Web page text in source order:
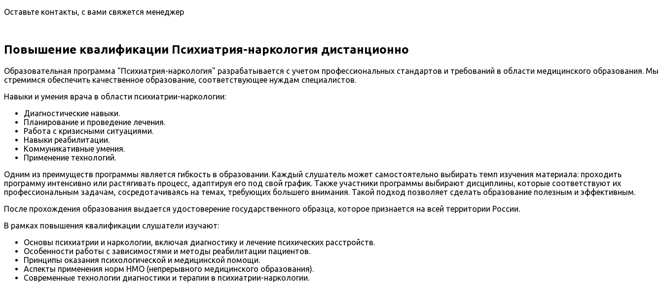
Оставьте контакты, с вами свяжется менеджер
Повышение квалификации Психиатрия-наркология дистанционно
Образовательная программа "Психиатрия-наркология" разрабатывается с учетом профессиональных стандартов и требований в области медицинского образования. Мы
стремимся обеспечить качественное образование, соответствующее нуждам специалистов.
Навыки и умения врача в области психиатрии-наркологии:
Диагностические навыки.
Планирование и проведение лечения.
Работа с кризисными ситуациями.
Навыки реабилитации.
Коммуникативные умения.
Применение технологий.
Одним из преимуществ программы является гибкость в образовании. Каждый слушатель может самостоятельно выбирать темп изучения материала: проходить
программу интенсивно или растягивать процесс, адаптируя его под свой график. Также участники программы выбирают дисциплины, которые соответствуют их
профессиональным задачам, сосредотачиваясь на темах, требующих большего внимания. Такой подход позволяет сделать образование полезным и эффективным.
После прохождения образования выдается удостоверение государственного образца, которое признается на всей территории России.
В рамках повышения квалификации слушатели изучают:
Основы психиатрии и наркологии, включая диагностику и лечение психических расстройств.
Особенности работы с зависимостями и методы реабилитации пациентов.
Принципы оказания психологической и медицинской помощи.
Аспекты применения норм НМО (непрерывного медицинского образования).
Современные технологии диагностики и терапии в психиатрии-наркологии.